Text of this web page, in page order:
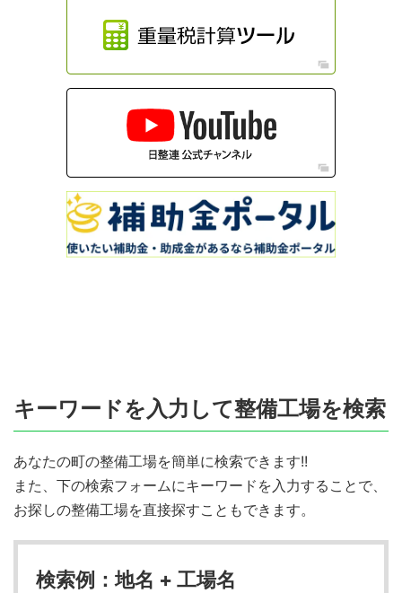
キーワードを入力して整備工場を検索
あなたの町の整備工場を簡単に検索できます!!
また、下の検索フォームにキーワードを入力することで、
お探しの整備工場を直接探すこともできます。
検索例：地名 + 工場名